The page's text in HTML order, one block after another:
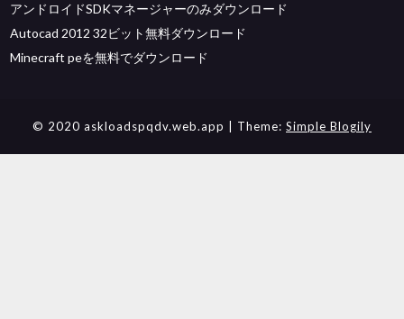
アンドロイドSDKマネージャーのみダウンロード
Autocad 2012 32ビット無料ダウンロード
Minecraft peを無料でダウンロード
© 2020 askloadspqdv.web.app | Theme: Simple Blogily